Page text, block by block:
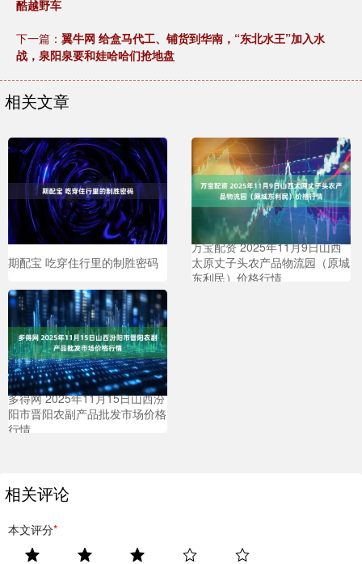
酷越野车
下一篇： 翼牛网 给盒马代工、铺货到华南，“东北水王”加入水
战，泉阳泉要和娃哈哈们抢地盘
相关文章
期配宝 吃穿住行里的制胜密码
万宝配资 2025年11月9日山西
太原丈子头农产品物流园（原城
东利民）价格行情
多得网 2025年11月15日山西汾
阳市晋阳农副产品批发市场价格
行情
相关评论
本文评分*